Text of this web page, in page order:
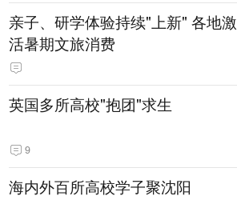
亲子、研学体验持续"上新" 各地激
活暑期文旅消费
英国多所高校"抱团"求生
9
海内外百所高校学子聚沈阳